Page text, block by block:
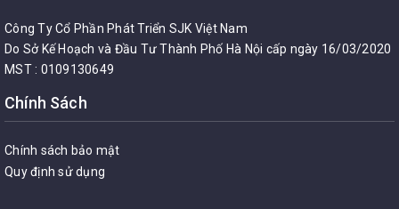
Công Ty Cổ Phần Phát Triển SJK Việt Nam
Do Sở Kế Hoạch và Đầu Tư Thành Phố Hà Nội cấp ngày 16/03/2020
MST : 0109130649
Chính Sách
Chính sách bảo mật
Quy định sử dụng